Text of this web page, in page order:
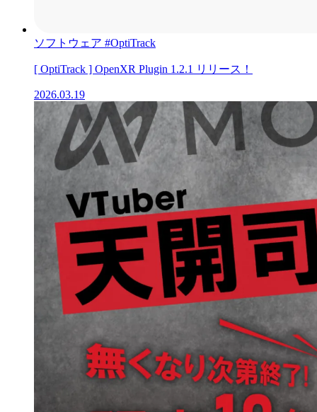
ソフトウェア #OptiTrack
[ OptiTrack ] OpenXR Plugin 1.2.1 リリース！
2026.03.19